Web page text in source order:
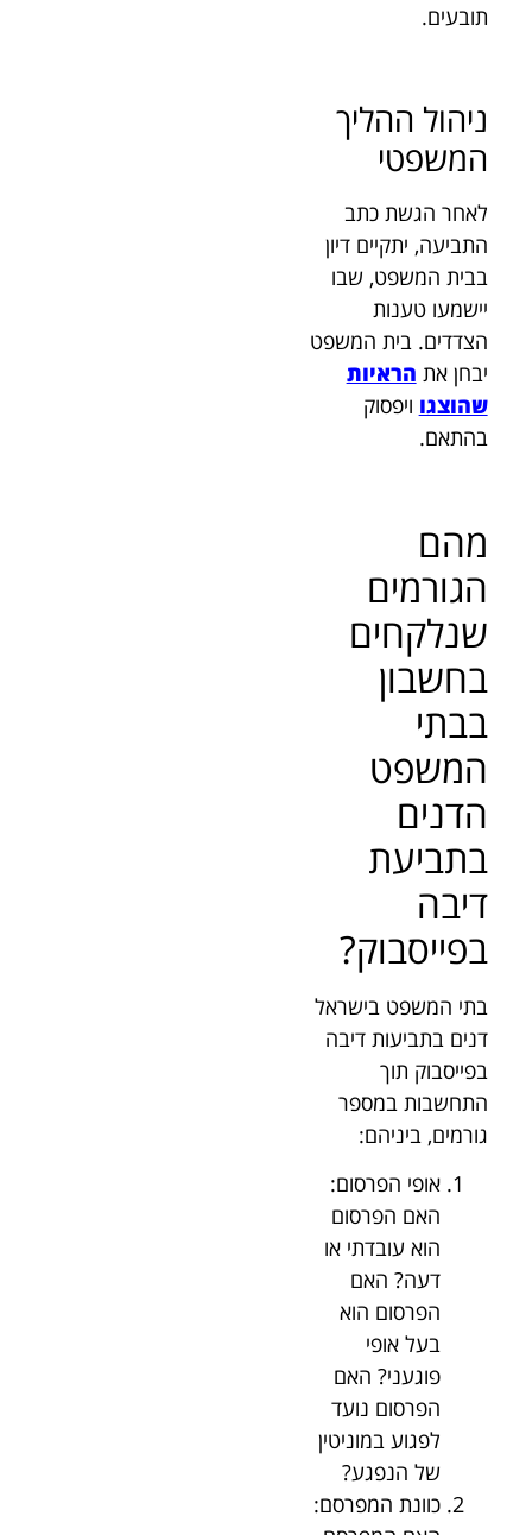
תובעים.
ניהול ההליך
המשפטי
לאחר הגשת כתב
התביעה, יתקיים דיון
בבית המשפט, שבו
יישמעו טענות
הצדדים. בית המשפט
יבחן את הראיות
שהוצגו ויפסוק
בהתאם.
מהם
הגורמים
שנלקחים
בחשבון
בבתי
המשפט
הדנים
בתביעת
דיבה
בפייסבוק?
בתי המשפט בישראל
דנים בתביעות דיבה
בפייסבוק תוך
התחשבות במספר
גורמים, ביניהם:
אופי הפרסום:
האם הפרסום
הוא עובדתי או
דעה? האם
הפרסום הוא
בעל אופי
פוגעני? האם
הפרסום נועד
לפגוע במוניטין
של הנפגע?
כוונת המפרסם: